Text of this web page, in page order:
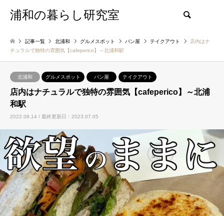
浦和の暮らし研究室
記事一覧 北浦和 グルメスポット パン屋 テイクアウト
店内はナ
チュラルで独特の雰囲気【cafeperico】～北浦和駅
北浦和 グルメスポット パン屋 テイクアウト
店内はナチュラルで独特の雰囲気【cafeperico】～北浦
和駅
2022.08.14 / 最終更新日：2023.07.05